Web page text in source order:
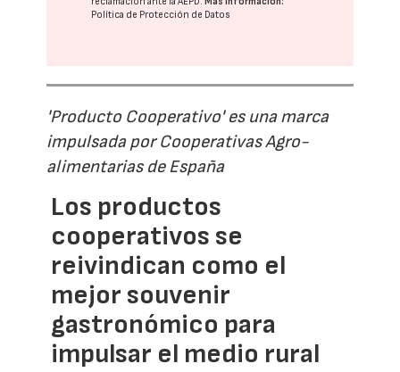
Política de Protección de Datos
'Producto Cooperativo' es una marca
impulsada por Cooperativas Agro-
alimentarias de España
Los productos
cooperativos se
reivindican como el
mejor souvenir
gastronómico para
impulsar el medio rural